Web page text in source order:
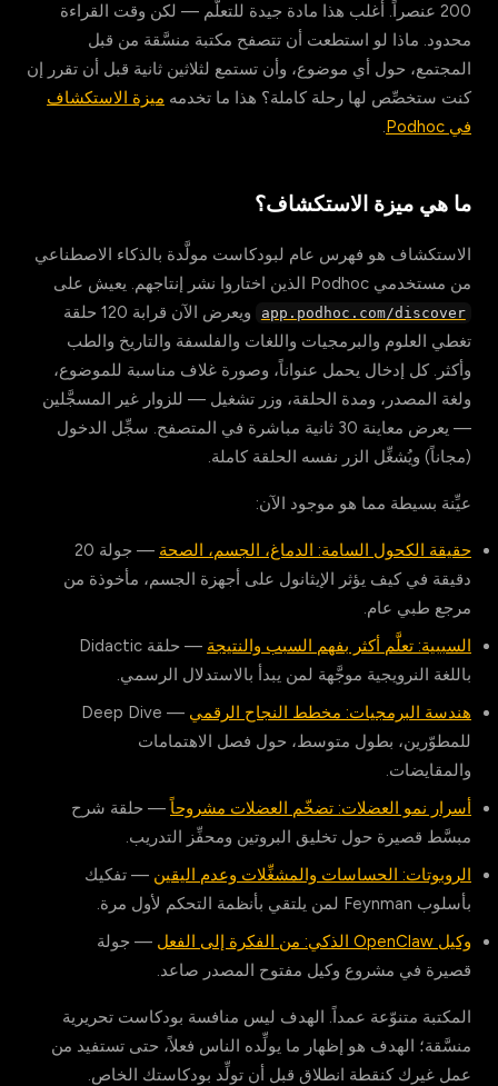
200 عنصراً. أغلب هذا مادة جيدة للتعلّم — لكن وقت القراءة
محدود. ماذا لو استطعت أن تتصفح مكتبة منسَّقة من قبل
المجتمع، حول أي موضوع، وأن تستمع لثلاثين ثانية قبل أن تقرر إن
كنت ستخصِّص لها رحلة كاملة؟ هذا ما تخدمه ميزة الاستكشاف
في Podhoc
.
ما هي ميزة الاستكشاف؟
الاستكشاف هو فهرس عام لبودكاست مولَّدة بالذكاء الاصطناعي
من مستخدمي Podhoc الذين اختاروا نشر إنتاجهم. يعيش على
app.podhoc.com/discover
ويعرض الآن قرابة 120 حلقة
تغطي العلوم والبرمجيات واللغات والفلسفة والتاريخ والطب
وأكثر. كل إدخال يحمل عنواناً، وصورة غلاف مناسبة للموضوع،
ولغة المصدر، ومدة الحلقة، وزر تشغيل — للزوار غير المسجَّلين
— يعرض معاينة 30 ثانية مباشرة في المتصفح. سجِّل الدخول
(مجاناً) ويُشغِّل الزر نفسه الحلقة كاملة.
عيِّنة بسيطة مما هو موجود الآن:
حقيقة الكحول السامة: الدماغ، الجسم، الصحة
— جولة 20
دقيقة في كيف يؤثر الإيثانول على أجهزة الجسم، مأخوذة من
مرجع طبي عام.
السببية: تعلَّم أكثر بفهم السبب والنتيجة
— حلقة Didactic
باللغة النرويجية موجَّهة لمن يبدأ بالاستدلال الرسمي.
هندسة البرمجيات: مخطط النجاح الرقمي
— Deep Dive
للمطوّرين، بطول متوسط، حول فصل الاهتمامات
والمقايضات.
أسرار نمو العضلات: تضخّم العضلات مشروحاً — حلقة شرح
مبسَّط قصيرة حول تخليق البروتين ومحفِّز التدريب.
الروبوتات: الحساسات والمشغِّلات وعدم اليقين — تفكيك
بأسلوب Feynman لمن يلتقي بأنظمة التحكم لأول مرة.
وكيل OpenClaw الذكي: من الفكرة إلى الفعل
— جولة
قصيرة في مشروع وكيل مفتوح المصدر صاعد.
المكتبة متنوّعة عمداً. الهدف ليس منافسة بودكاست تحريرية
منسَّقة؛ الهدف هو إظهار ما يولِّده الناس فعلاً، حتى تستفيد من
عمل غيرك كنقطة انطلاق قبل أن تولِّد بودكاستك الخاص.